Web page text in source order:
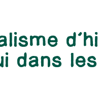
dans